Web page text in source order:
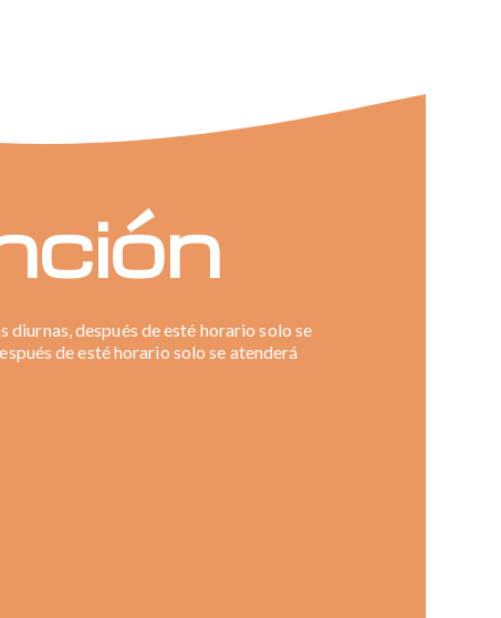
diurnas, después de esté horario solo se
de esté horario solo se atenderá